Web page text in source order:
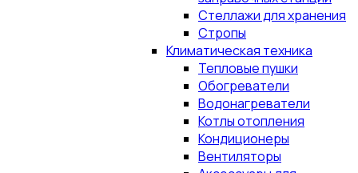
Стеллажи для хранения
Стропы
Климатическая техника
Тепловые пушки
Обогреватели
Водонагреватели
Котлы отопления
Кондиционеры
Вентиляторы